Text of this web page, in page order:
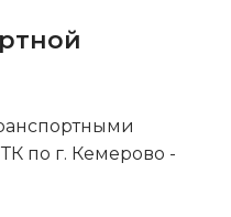
по г. Кемерово -